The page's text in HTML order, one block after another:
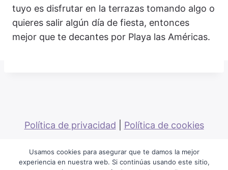
tuyo es disfrutar en la terrazas tomando algo o
quieres salir algún día de fiesta, entonces
mejor que te decantes por Playa las Américas.
Política de privacidad Política de cookies
Usamos cookies para asegurar que te damos la mejor
experiencia en nuestra web. Si continúas usando este sitio,